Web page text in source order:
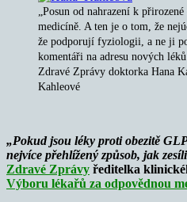
„Posun od nahrazení k
medicíně. A ten je o tom, že
že podporují fyziologii, a ne ji
komentáři na adresu nových
Zdravé Zprávy doktorka Hana
Kahleové
„Pokud jsou léky proti obezitě
nejvíce přehlížený způsob, jak
Zdravé Zprávy ředitelka
Výboru lékařů za odpovědnou